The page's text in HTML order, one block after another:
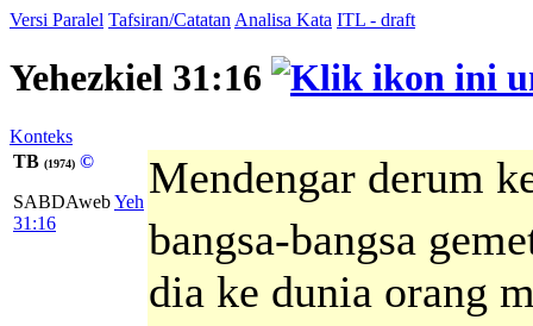
Versi Paralel Tafsiran/Catatan Analisa Kata ITL - draft
Yehezkiel 31:16
Konteks
TB (1974) ©
SABDAwebYeh
31:16
Mendengar derum
bangsa-bangsa
dia ke dunia orang